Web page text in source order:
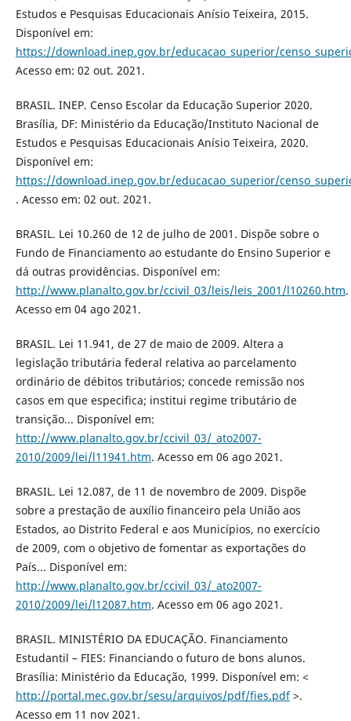
Estudos e Pesquisas Educacionais Anísio Teixeira, 2015.
Disponível em:
https://download.inep.gov.br/educacao_superior/
Acesso em: 02 out. 2021.
BRASIL. INEP. Censo Escolar da Educação Superior 2020.
Brasília, DF: Ministério da Educação/Instituto Nacional de
Estudos e Pesquisas Educacionais Anísio Teixeira, 2020.
Disponível em:
https://download.inep.gov.br/educacao_superior/
. Acesso em: 02 out. 2021.
BRASIL. Lei 10.260 de 12 de julho de 2001. Dispõe sobre o
Fundo de Financiamento ao estudante do Ensino Superior e
dá outras providências. Disponível em:
http://www.planalto.gov.br/ccivil_03/leis/leis_2001/l10260.htm.
Acesso em 04 ago 2021.
BRASIL. Lei 11.941, de 27 de maio de 2009. Altera a
legislação tributária federal relativa ao parcelamento
ordinário de débitos tributários; concede remissão nos
casos em que especifica; institui regime tributário de
transição... Disponível em:
http://www.planalto.gov.br/ccivil_03/_ato2007-
2010/2009/lei/l11941.htm. Acesso em 06 ago 2021.
BRASIL. Lei 12.087, de 11 de novembro de 2009. Dispõe
sobre a prestação de auxílio financeiro pela União aos
Estados, ao Distrito Federal e aos Municípios, no exercício
de 2009, com o objetivo de fomentar as exportações do
País... Disponível em:
http://www.planalto.gov.br/ccivil_03/_ato2007-
2010/2009/lei/l12087.htm. Acesso em 06 ago 2021.
BRASIL. MINISTÉRIO DA EDUCAÇÃO. Financiamento
Estudantil – FIES: Financiando o futuro de bons alunos.
Brasília: Ministério da Educação, 1999. Disponível em: <
http://portal.mec.gov.br/sesu/arquivos/pdf/fies.pdf>.
Acesso em 11 nov 2021.